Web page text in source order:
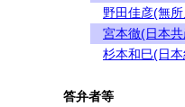
野田佳彦(無
宮本徹(日本
杉本和巳(日
答弁者等